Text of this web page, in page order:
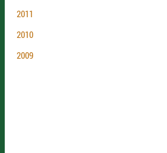
2011
2010
2009